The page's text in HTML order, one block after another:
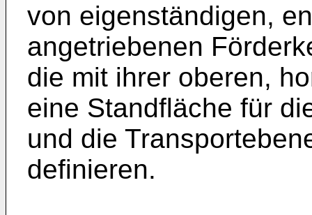
von eigenständigen,
angetriebenen
die mit ihrer oberen,
eine Standfläche für
und die
definieren.